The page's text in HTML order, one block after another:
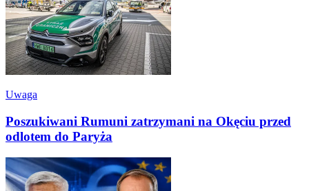
Uwaga
Poszukiwani Rumuni zatrzymani na Okęciu przed
odlotem do Paryża